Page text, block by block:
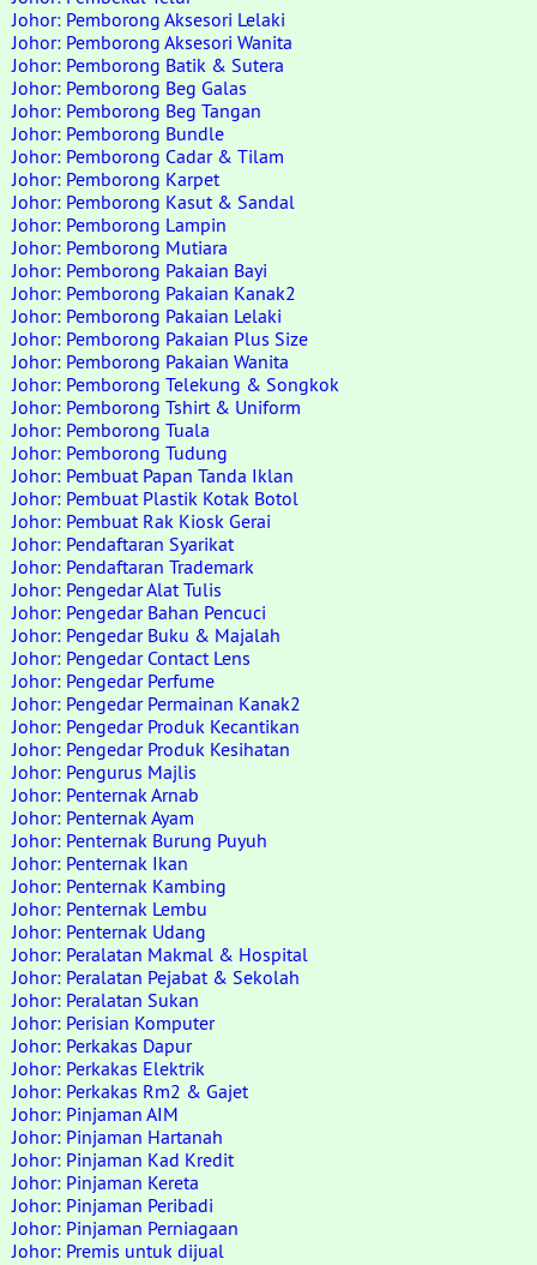
Johor: Pemborong Aksesori Lelaki
Johor: Pemborong Aksesori Wanita
Johor: Pemborong Batik & Sutera
Johor: Pemborong Beg Galas
Johor: Pemborong Beg Tangan
Johor: Pemborong Bundle
Johor: Pemborong Cadar & Tilam
Johor: Pemborong Karpet
Johor: Pemborong Kasut & Sandal
Johor: Pemborong Lampin
Johor: Pemborong Mutiara
Johor: Pemborong Pakaian Bayi
Johor: Pemborong Pakaian Kanak2
Johor: Pemborong Pakaian Lelaki
Johor: Pemborong Pakaian Plus Size
Johor: Pemborong Pakaian Wanita
Johor: Pemborong Telekung & Songkok
Johor: Pemborong Tshirt & Uniform
Johor: Pemborong Tuala
Johor: Pemborong Tudung
Johor: Pembuat Papan Tanda Iklan
Johor: Pembuat Plastik Kotak Botol
Johor: Pembuat Rak Kiosk Gerai
Johor: Pendaftaran Syarikat
Johor: Pendaftaran Trademark
Johor: Pengedar Alat Tulis
Johor: Pengedar Bahan Pencuci
Johor: Pengedar Buku & Majalah
Johor: Pengedar Contact Lens
Johor: Pengedar Perfume
Johor: Pengedar Permainan Kanak2
Johor: Pengedar Produk Kecantikan
Johor: Pengedar Produk Kesihatan
Johor: Pengurus Majlis
Johor: Penternak Arnab
Johor: Penternak Ayam
Johor: Penternak Burung Puyuh
Johor: Penternak Ikan
Johor: Penternak Kambing
Johor: Penternak Lembu
Johor: Penternak Udang
Johor: Peralatan Makmal & Hospital
Johor: Peralatan Pejabat & Sekolah
Johor: Peralatan Sukan
Johor: Perisian Komputer
Johor: Perkakas Dapur
Johor: Perkakas Elektrik
Johor: Perkakas Rm2 & Gajet
Johor: Pinjaman AIM
Johor: Pinjaman Hartanah
Johor: Pinjaman Kad Kredit
Johor: Pinjaman Kereta
Johor: Pinjaman Peribadi
Johor: Pinjaman Perniagaan
Johor: Premis untuk dijual